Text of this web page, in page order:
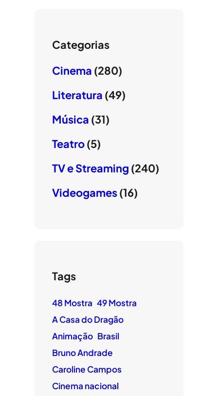
Categorias
Cinema (280)
Literatura (49)
Música (31)
Teatro(5)
TV e Streaming (240)
Videogames(16)
Tags
48 Mostra 49 Mostra
A Casa do Dragão
Animação Brasil
Bruno Andrade
Caroline Campos
Cinema nacional